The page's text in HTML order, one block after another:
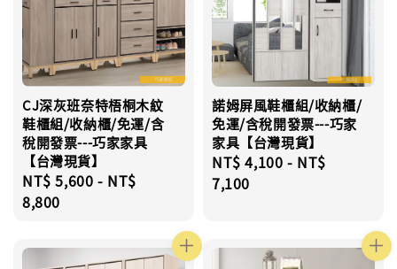
CJ深灰班奈特梧桐木紋
鞋櫃組/收納櫃/免運/含
稅開發票---巧家家具
【台灣現貨】
Regular
price
NT$ 5,600 - NT$
8,800
諾姆屏風鞋櫃組/收納櫃/
免運/含稅開發票---巧家
家具【台灣現貨】
Regular
price
NT$ 4,100 - NT$
7,100